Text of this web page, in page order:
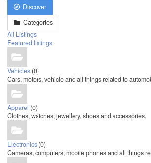
Discover
Categories
All Listings
Featured listings
Vehicles (0)
Cars, motors, vehicle and all things related to
Apparel (0)
Clothes, watches, jewellery, shoes and accessories.
Electronics (0)
Cameras, computers, mobile phones and all things